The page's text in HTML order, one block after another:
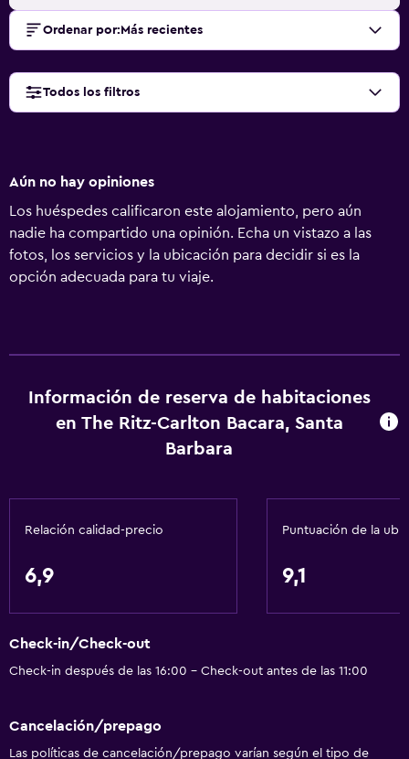
Ordenar por: Más recientes
Todos los filtros
Aún no hay opiniones
Los huéspedes calificaron este alojamiento, pero aún
nadie ha compartido una opinión. Echa un vistazo a las
fotos, los servicios y la ubicación para decidir si es la
opción adecuada para tu viaje.
Información de reserva de habitaciones
en The Ritz-Carlton Bacara, Santa
Barbara
Relación calidad-precio
6,9
Puntuación de la
9,1
Check-in/Check-out
Check-in después de las 16:00 - Check-out antes de las 11:00
Cancelación/prepago
Las políticas de cancelación/prepago varían según el tipo de